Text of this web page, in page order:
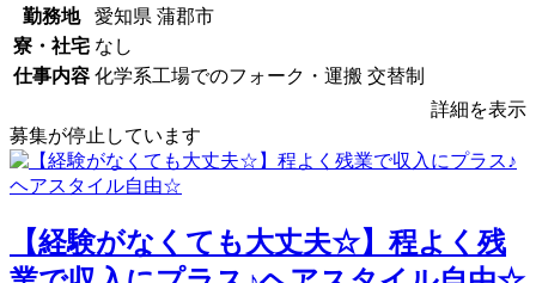
勤務地
愛知県 蒲郡市
寮・社宅 なし
仕事内容 化学系工場でのフォーク・運搬 交替制
詳細を表示
募集が停止しています
【経験がなくても大丈夫☆】程よく残